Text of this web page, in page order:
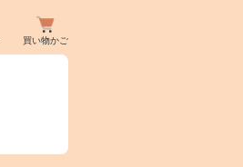
買い物かご